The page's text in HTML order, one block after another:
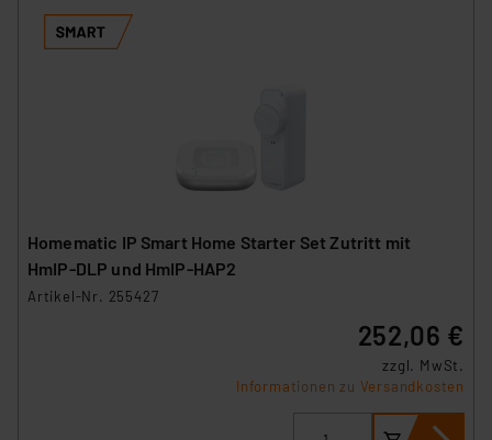
Homematic IP Smart Home Starter Set Zutritt mit
HmIP‑DLP und HmIP-HAP2
Artikel-Nr. 255427
252,06 €
zzgl. MwSt.
Informationen zu Versandkosten